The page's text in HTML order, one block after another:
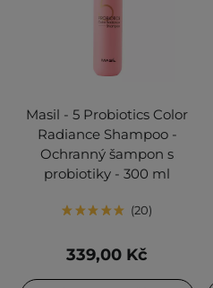
Masil - 5 Probiotics Color
Radiance Shampoo -
Ochranný šampon s
probiotiky - 300 ml
20
339,00 Kč